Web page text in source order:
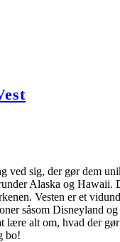
ved sig, der gør dem
Alaska og Hawaii.
Vesten er et
såsom Disneyland og
lære alt om, hvad der gør
bo!